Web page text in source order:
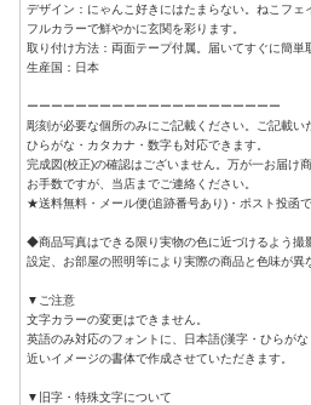
デザイン：にゃんこ好きにはたまらない。ねこフェ
フルカラーで鮮やかに玄関を彩ります。
取り付け方法：両面テープ付属。届いてすぐに簡単
生産国：日本
ーーーーーーーーーーーーーーーーーーーーー
彫刻が必要な個所のみにご記載ください。ご記載い
ひらがな・カタカナ・数字も対応できます。
完成図(校正)の確認はございません。万が一お届け
お手数ですが、当店までご連絡ください。
★送料無料・メール便(追跡番号あり)・ポスト投函で
◆商品写真はできる限り実物の色に近づけるよう撮
設定、お部屋の照明等により実際の商品と色味が異
▼ご注意
文字カラーの変更はできません。
英語のみ対応のフォントに、日本語(漢字・ひらがな
近いイメージの書体で作成させていただきます。
▼旧字・特殊文字について